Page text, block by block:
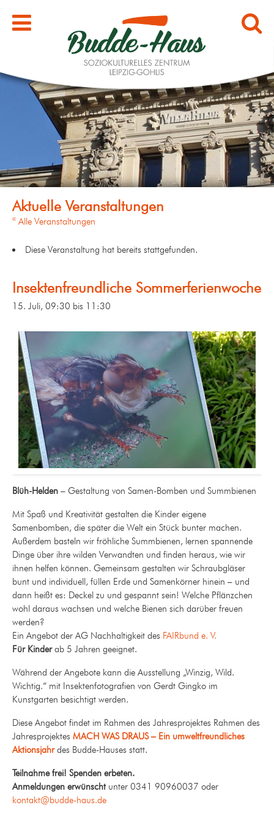
« Alle Veranstaltungen
Diese Veranstaltung hat bereits stattgefunden.
Insektenfreundliche Sommerferienwoche
15. Juli, 09:30 bis 11:30
Blüh-Helden – Gestaltung von Samen-Bomben und Summbienen
Mit Spaß und Kreativität gestalten die Kinder eigene
Samenbomben, die später die Welt ein Stück bunter machen.
Außerdem basteln wir fröhliche Summbienen, lernen spannende
Dinge über ihre wilden Verwandten und finden heraus, wie wir
ihnen helfen können. Gemeinsam gestalten wir Schraubgläser
bunt und individuell, füllen Erde und Samenkörner hinein – und
dann heißt es: Deckel zu und gespannt sein! Welche Pflänzchen
wohl daraus wachsen und welche Bienen sich darüber freuen
werden?
Ein Angebot der AG Nachhaltigkeit des FAIRbund e. V.
Für Kinderab 5 Jahren geeignet.
Während der Angebote kann die Ausstellung „Winzig, Wild.
Wichtig.“ mit Insektenfotografien von Gerdt Gingko im
Kunstgarten besichtigt werden.
Diese Angebot findet im Rahmen des Jahresprojektes Rahmen des
Jahresprojektes MACH WAS DRAUS – Ein umweltfreundliches
Aktionsjahrdes Budde-Hauses statt.
Teilnahme frei! Spenden erbeten.
Anmeldungen erwünscht unter 0341 90960037 oder
kontakt@budde-haus.de